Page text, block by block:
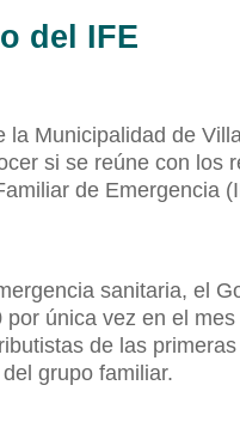
del IFE
la Municipalidad de
si se reúne con los
de Emergencia
sanitaria, el
única vez en el mes
de las
grupo familiar.